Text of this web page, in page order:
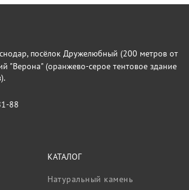
посёлок Дружелюбный (200 метров от
"Верона" (оранжево-серое тентовое здание
88
КАТАЛОГ
Натуральный камень